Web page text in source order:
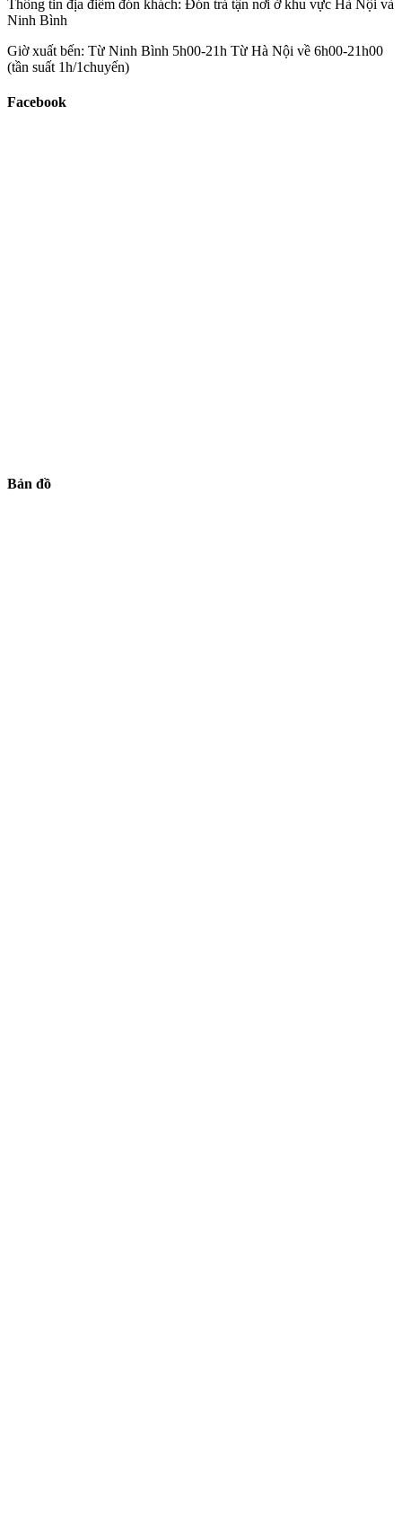
Thông tin địa điểm đón khách: Đón trả tận nơi ở khu vực Hà Nội và
Ninh Bình
Giờ xuất bến: Từ Ninh Bình 5h00-21h Từ Hà Nội về 6h00-21h00
(tần suất 1h/1chuyến)
Facebook
Bản đồ